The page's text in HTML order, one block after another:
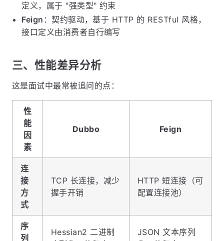
定义，属于 "强类型" 约束
Feign ：契约驱动，基于 HTTP 的 RESTful 风格，
接口定义由消费者自行编写
三、性能差异分析
这是面试中最常被追问的点：
性
能
因
素
Dubbo Feign
连
接
方
式
TCP 长连接，减少
握手开销
HTTP 短连接（可
配置连接池）
序
列
Hessian2 二进制
JSON 文本序列